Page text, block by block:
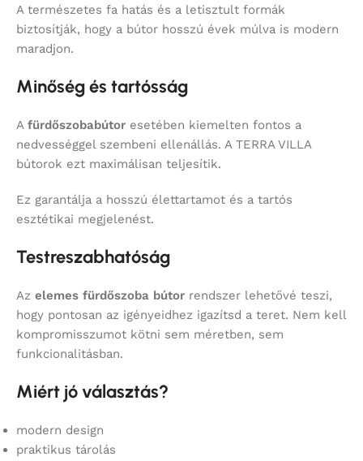
A természetes fa hatás és a letisztult formák
biztosítják, hogy a bútor hosszú évek múlva is modern
maradjon.
Minőség és tartósság
A fürdőszobabútor esetében kiemelten fontos a
nedvességgel szembeni ellenállás. A TERRA VILLA
bútorok ezt maximálisan teljesítik.
Ez garantálja a hosszú élettartamot és a tartós
esztétikai megjelenést.
Testreszabhatóság
Az elemes fürdőszoba bútor rendszer lehetővé teszi,
hogy pontosan az igényeidhez igazítsd a teret. Nem kell
kompromisszumot kötni sem méretben, sem
funkcionalitásban.
Miért jó választás?
modern design
praktikus tárolás